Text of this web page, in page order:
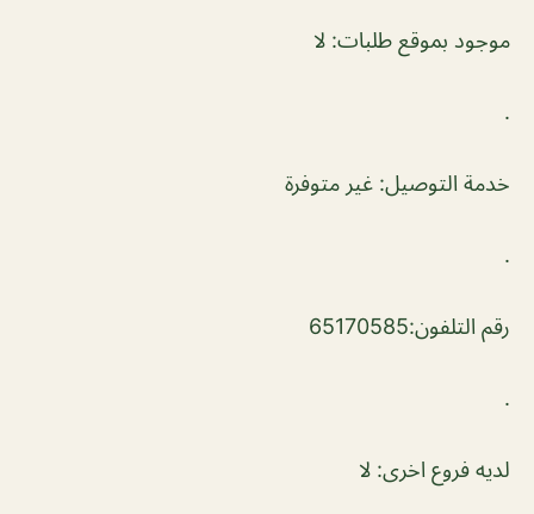
موجود بموقع طلبات: لا
.
خدمة التوصيل: غير متوفرة
.
رقم التلفون:65170585
.
لديه فروع اخرى: لا